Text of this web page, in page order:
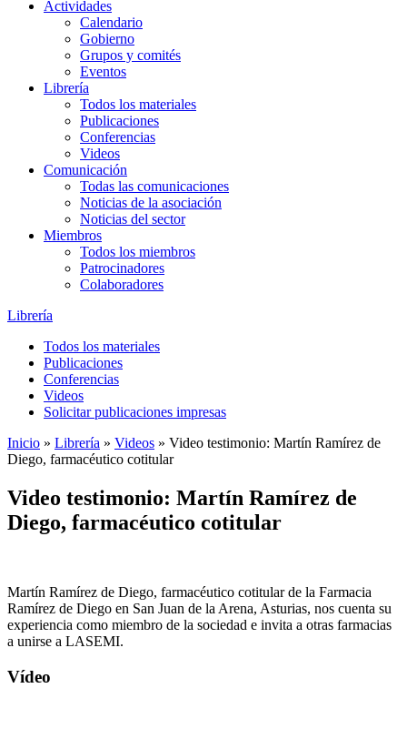
Actividades
Calendario
Gobierno
Grupos y comités
Eventos
Librería
Todos los materiales
Publicaciones
Conferencias
Videos
Comunicación
Todas las comunicaciones
Noticias de la asociación
Noticias del sector
Miembros
Todos los miembros
Patrocinadores
Colaboradores
Librería
Todos los materiales
Publicaciones
Conferencias
Videos
Solicitar publicaciones impresas
Inicio » Librería » Videos » Video testimonio: Martín Ramírez de
Diego, farmacéutico cotitular
Video testimonio: Martín Ramírez de
Diego, farmacéutico cotitular
Martín Ramírez de Diego, farmacéutico cotitular de la Farmacia
Ramírez de Diego en San Juan de la Arena, Asturias, nos cuenta su
experiencia como miembro de la sociedad e invita a otras farmacias
a unirse a LASEMI.
Vídeo